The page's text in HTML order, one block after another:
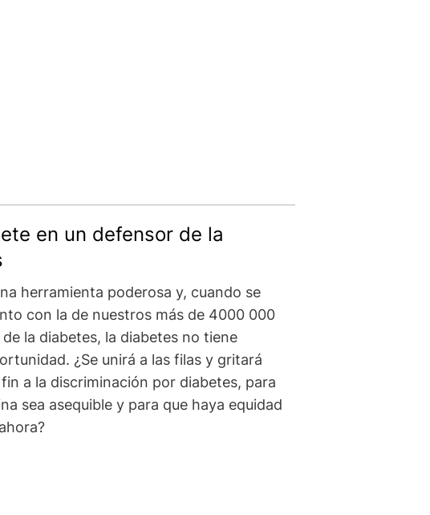
en un defensor de la
herramienta poderosa y, cuando se
con la de nuestros más de 4000 000
la diabetes, la diabetes no tiene
¿Se unirá a las filas y gritará
a la discriminación por diabetes, para
sea asequible y para que haya equidad